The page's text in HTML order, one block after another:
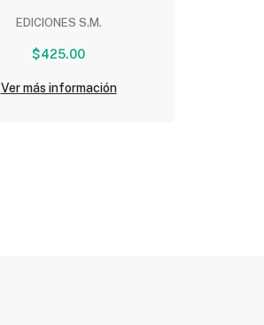
EDICIONES S.M.
$425.00
Ver más información